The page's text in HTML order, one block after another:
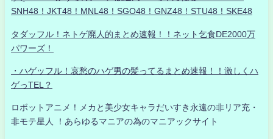
SNH48！JKT48！MNL48！SGO48！GNZ48！STU48！SKE48
タダッフル！ネトゲ廃人的まとめ速報！！ネット乞食DE2000万
パワーズ！
・ハゲッフル！哀愁のハゲ男の髪ってるまとめ速報！！激しくハ
ゲっTEL？
ロボットアニメ！メカと美少女キャラだいすき永遠の非リア充・
非モテ星人 ！あらゆるマニアの為のマニアックサイト